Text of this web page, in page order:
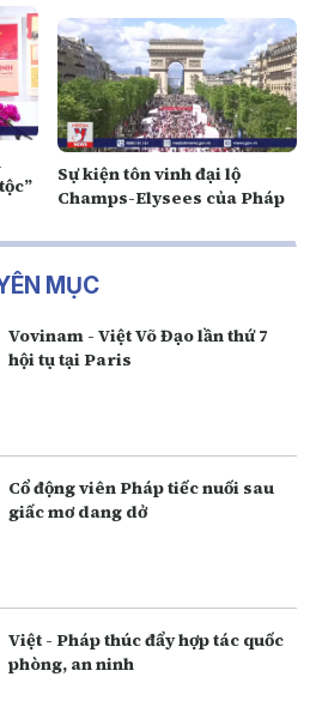
Sự kiện tôn vinh đại lộ
Champs-Elysees của Pháp
MỤC
Vovinam - Việt Võ Đạo lần thứ 7
hội tụ tại Paris
Cổ động viên Pháp tiếc nuối sau
giấc mơ dang dở
Việt - Pháp thúc đẩy hợp tác quốc
phòng, an ninh